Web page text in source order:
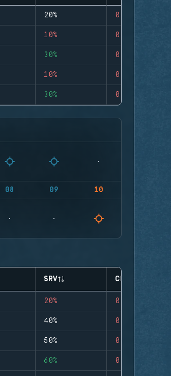
20% 0
10% 0
30% 0
10% 0
30% 0
08 09 10
SRV CLUTCHES
20% 0
40% 0
50% 0
60% 0